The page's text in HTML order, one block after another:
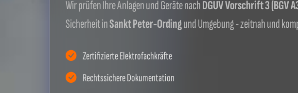
Wir prüfen Ihre Anlagen und Geräte nachDGUV Vorschrift 3 (BGV
Sicherheit inSankt Peter-Ordingund Umgebung - zeitnah und
Zertifizierte Elektrofachkräfte
Rechtssichere Dokumentation